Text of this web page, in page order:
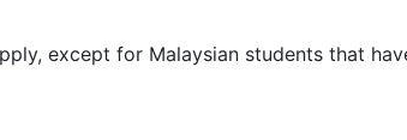
except for Malaysian students that